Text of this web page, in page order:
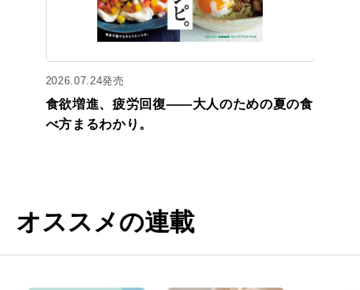
2026.07.24発売
食欲増進、疲労回復——大人のための夏の食
べ方まるわかり。
オススメの連載